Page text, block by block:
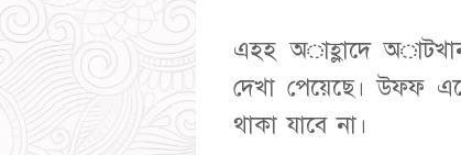
এহহ অাহ্লাদে
দেখা পেয়েছে। উফফ
থাকা যাবে না।